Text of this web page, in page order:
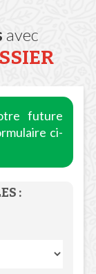
avec
future
ci-
: